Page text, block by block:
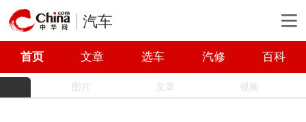
汽车
首页 文章 选车 汽修 百科
图片 文章 视频